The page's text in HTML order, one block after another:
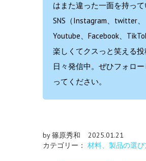
はまた違った一面を持って
SNS（Instagram、twitter、
Youtube、Facebook、
楽しくてクスっと笑える投
日々発信中。ぜひフォロ
ってください。
by 篠原秀和
2025.01.21
カテゴリー： 材料、製品の選び